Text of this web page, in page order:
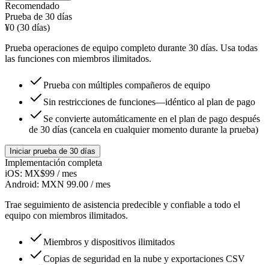
Recomendado
Prueba de 30 días
¥0 (30 días)
Prueba operaciones de equipo completo durante 30 días. Usa todas
las funciones con miembros ilimitados.
Prueba con múltiples compañeros de equipo
Sin restricciones de funciones—idéntico al plan de pago
Se convierte automáticamente en el plan de pago después
de 30 días (cancela en cualquier momento durante la prueba)
Iniciar prueba de 30 días
Implementación completa
iOS: MX$99 / mes
Android: MXN 99.00 / mes
Trae seguimiento de asistencia predecible y confiable a todo el
equipo con miembros ilimitados.
Miembros y dispositivos ilimitados
Copias de seguridad en la nube y exportaciones CSV